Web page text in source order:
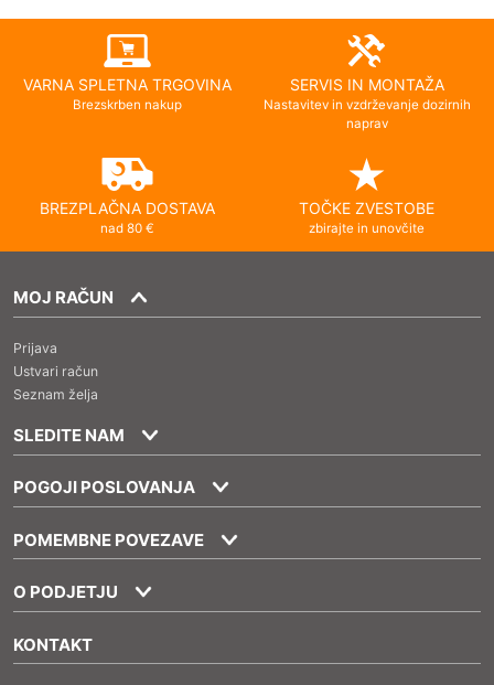
VARNA SPLETNA TRGOVINA
Brezskrben nakup
SERVIS IN MONTAŽA
Nastavitev in vzdrževanje dozirnih
naprav
BREZPLAČNA DOSTAVA
nad 80 €
TOČKE ZVESTOBE
zbirajte in unovčite
MOJ RAČUN
Prijava
Ustvari račun
Seznam želja
SLEDITE NAM
POGOJI POSLOVANJA
POMEMBNE POVEZAVE
O PODJETJU
KONTAKT